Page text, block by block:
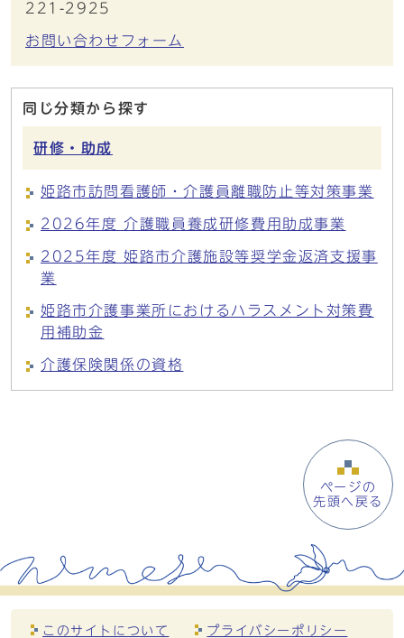
221-2925
お問い合わせフォーム
同じ分類から探す
研修・助成
姫路市訪問看護師・介護員離職防止等対策事業
2026年度 介護職員養成研修費用助成事業
2025年度 姫路市介護施設等奨学金返済支援事
業
姫路市介護事業所におけるハラスメント対策費
用補助金
介護保険関係の資格
ページの
先頭へ戻る
このサイトについて プライバシーポリシー